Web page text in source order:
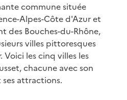
commune située
Alpes-Côte d'Azur et
des Bouches-du-Rhône,
villes pittoresques
les cinq villes les
chacune avec son
attractions.